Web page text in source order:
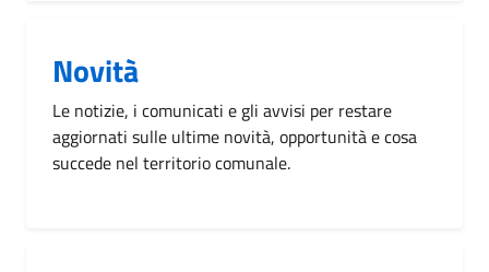
Novità
Le notizie, i comunicati e gli avvisi per restare
aggiornati sulle ultime novità, opportunità e cosa
succede nel territorio comunale.